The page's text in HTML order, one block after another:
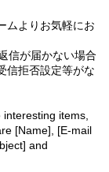
ムよりお気軽にお
信が届かない場合
信拒否設定等がな
items,
[Name], [E-mail
and